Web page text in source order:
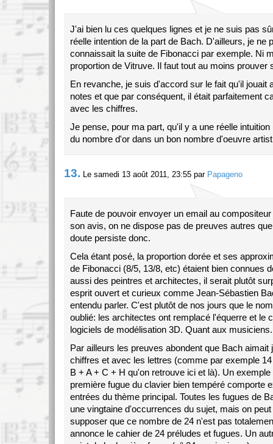
J'ai bien lu ces quelques lignes et je ne suis pas
réelle intention de la part de Bach. D'ailleurs, je ne
connaissait la suite de Fibonacci par exemple. Ni
proportion de Vitruve. Il faut tout au moins prouver
En revanche, je suis d'accord sur le fait qu'il jouait
notes et que par conséquent, il était parfaitement
avec les chiffres.
Je pense, pour ma part, qu'il y a une réelle intuition
du nombre d'or dans un bon nombre d'oeuvre
13. Le samedi 13 août 2011, 23:55 par Papageno
Faute de pouvoir envoyer un email au
son avis, on ne dispose pas de preuves autres
doute persiste donc.
Cela étant posé, la proportion dorée et ses
de Fibonacci (8/5, 13/8, etc) étaient bien connues
aussi des peintres et architectes, il serait plutôt
esprit ouvert et curieux comme Jean-Sébastien
entendu parler. C'est plutôt de nos jours que le
oublié: les architectes ont remplacé l'équerre et le
logiciels de modélisation 3D. Quant aux
Par ailleurs les preuves abondent que Bach aimait
chiffres et avec les lettres (comme par exemple
B + A + C + H qu'on retrouve ici et là). Un
première fugue du clavier bien tempéré comporte
entrées du thème principal. Toutes les fugues de
une vingtaine d'occurrences du sujet, mais on
supposer que ce nombre de 24 n'est pas
annonce le cahier de 24 préludes et fugues. Un